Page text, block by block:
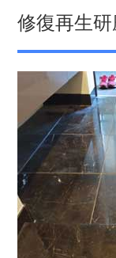
修復再生